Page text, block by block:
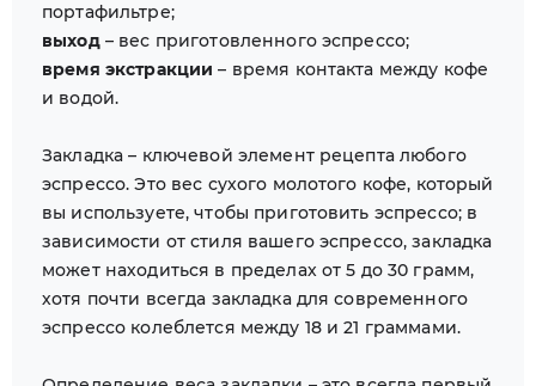
портафильтре;
выход– вес приготовленного эспрессо;
время экстракции – время контакта между кофе
и водой.
Закладка – ключевой элемент рецепта любого
эспрессо. Это вес сухого молотого кофе, который
вы используете, чтобы приготовить эспрессо; в
зависимости от стиля вашего эспрессо, закладка
может находиться в пределах от 5 до 30 грамм,
хотя почти всегда закладка для современного
эспрессо колеблется между 18 и 21 граммами.